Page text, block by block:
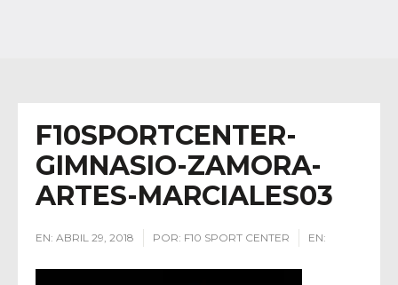
F10SPORTCENTER-
GIMNASIO-ZAMORA-
ARTES-MARCIALES03
EN: ABRIL 29, 2018 POR: F10 SPORT CENTER EN: